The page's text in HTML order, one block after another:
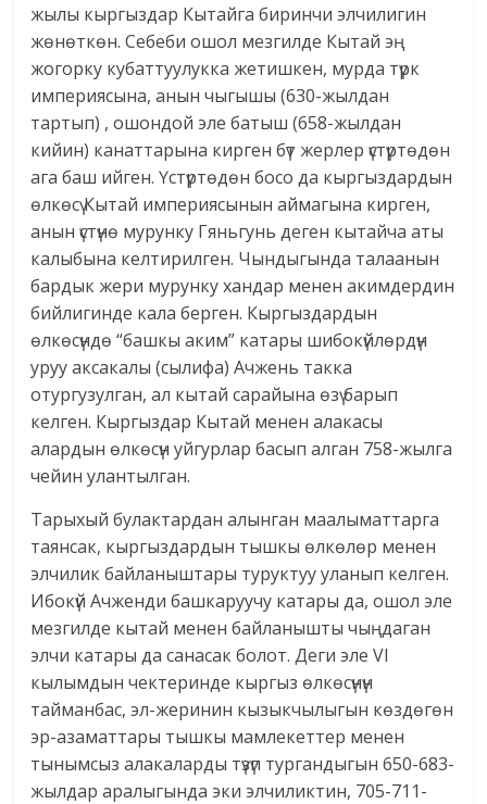
жылы кыргыздар Кытайга биринчи элчилигин
жөнөткөн. Себеби ошол мезгилде Кытай эң
жогорку кубаттуулукка жетишкен, мурда түрк
империясына, анын чыгышы (630-жылдан
тартып) , ошондой эле батыш (658-жылдан
кийин) канаттарына кирген бүт жерлер үстүртөдөн
ага баш ийген. Үстүртөдөн босо да кыргыздардын
өлкөсү Кытай империясынын аймагына кирген,
анын үстүнө мурунку Гяньгунь деген кытайча аты
калыбына келтирилген. Чындыгында талаанын
бардык жери мурунку хандар менен акимдердин
бийлигинде кала берген. Кыргыздардын
өлкөсүндө “башкы аким” катары шибокүйлөрдүн
уруу аксакалы (сылифа) Ачжень такка
отургузулган, ал кытай сарайына өзү барып
келген. Кыргыздар Кытай менен алакасы
алардын өлкөсүн уйгурлар басып алган 758-жылга
чейин улантылган.
Тарыхый булактардан алынган маалыматтарга
таянсак, кыргыздардын тышкы өлкөлөр менен
элчилик байланыштары туруктуу уланып келген.
Ибокүй Ачженди башкаруучу катары да, ошол эле
мезгилде кытай менен байланышты чыңдаган
элчи катары да санасак болот. Деги эле VI
кылымдын чектеринде кыргыз өлкөсүнүн
тайманбас, эл-жеринин кызыкчылыгын көздөгөн
эр-азаматтары тышкы мамлекеттер менен
тынымсыз алакаларды түзүп тургандыгын 650-683-
жылдар аралыгында эки элчиликтин, 705-711-